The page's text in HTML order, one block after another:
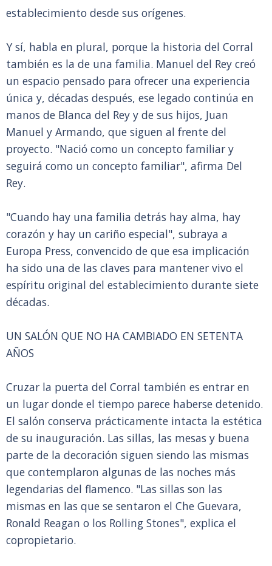
establecimiento desde sus orígenes.
Y sí, habla en plural, porque la historia del Corral
también es la de una familia. Manuel del Rey creó
un espacio pensado para ofrecer una experiencia
única y, décadas después, ese legado continúa en
manos de Blanca del Rey y de sus hijos, Juan
Manuel y Armando, que siguen al frente del
proyecto. "Nació como un concepto familiar y
seguirá como un concepto familiar", afirma Del
Rey.
"Cuando hay una familia detrás hay alma, hay
corazón y hay un cariño especial", subraya a
Europa Press, convencido de que esa implicación
ha sido una de las claves para mantener vivo el
espíritu original del establecimiento durante siete
décadas.
UN SALÓN QUE NO HA CAMBIADO EN SETENTA
AÑOS
Cruzar la puerta del Corral también es entrar en
un lugar donde el tiempo parece haberse detenido.
El salón conserva prácticamente intacta la estética
de su inauguración. Las sillas, las mesas y buena
parte de la decoración siguen siendo las mismas
que contemplaron algunas de las noches más
legendarias del flamenco. "Las sillas son las
mismas en las que se sentaron el Che Guevara,
Ronald Reagan o los Rolling Stones", explica el
copropietario.